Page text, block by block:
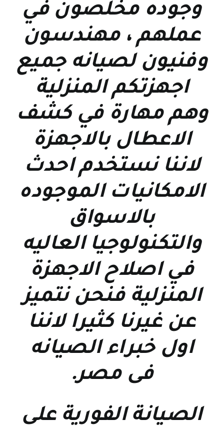
وجوده مخلصون في
عملهم ، مهندسون
وفنيون لصيانه جميع
اجهزتكم المنزلية
وهم مهارة في كشف
الاعطال بالاجهزة
لاننا نستخدم احدث
الامكانيات الموجوده
بالاسواق
والتكنولوجيا العاليه
في اصلاح الاجهزة
المنزلية فنحن نتميز
عن غيرنا كثيرا لاننا
اول خبراء الصيانه
فى مصر.
الصيانة الفورية علي